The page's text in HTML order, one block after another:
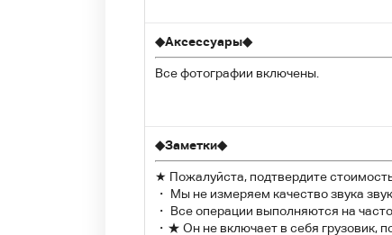
◆Аксессуары◆
Все фотографии включены.
◆Заметки◆
★ Пожалуйста, подтвердите
・ Мы не измеряем качество звука
・ Все операции выполняются на
・★ Он не включает в себя грузовик,